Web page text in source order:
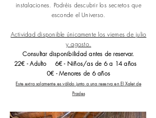
instalaciones. Podréis descubrir los secretos que
esconde el Universo.
Actividad disponible únicamente los viernes de julio
y agosto.
Consultar disponibilidad antes de reservar.
22€ - Adulto 6€ - Niños/as de 6 a 14 años
0€ - Menores de 6 años
Esteextra solamente es válido junto a una reserva en El Xalet de
Prades